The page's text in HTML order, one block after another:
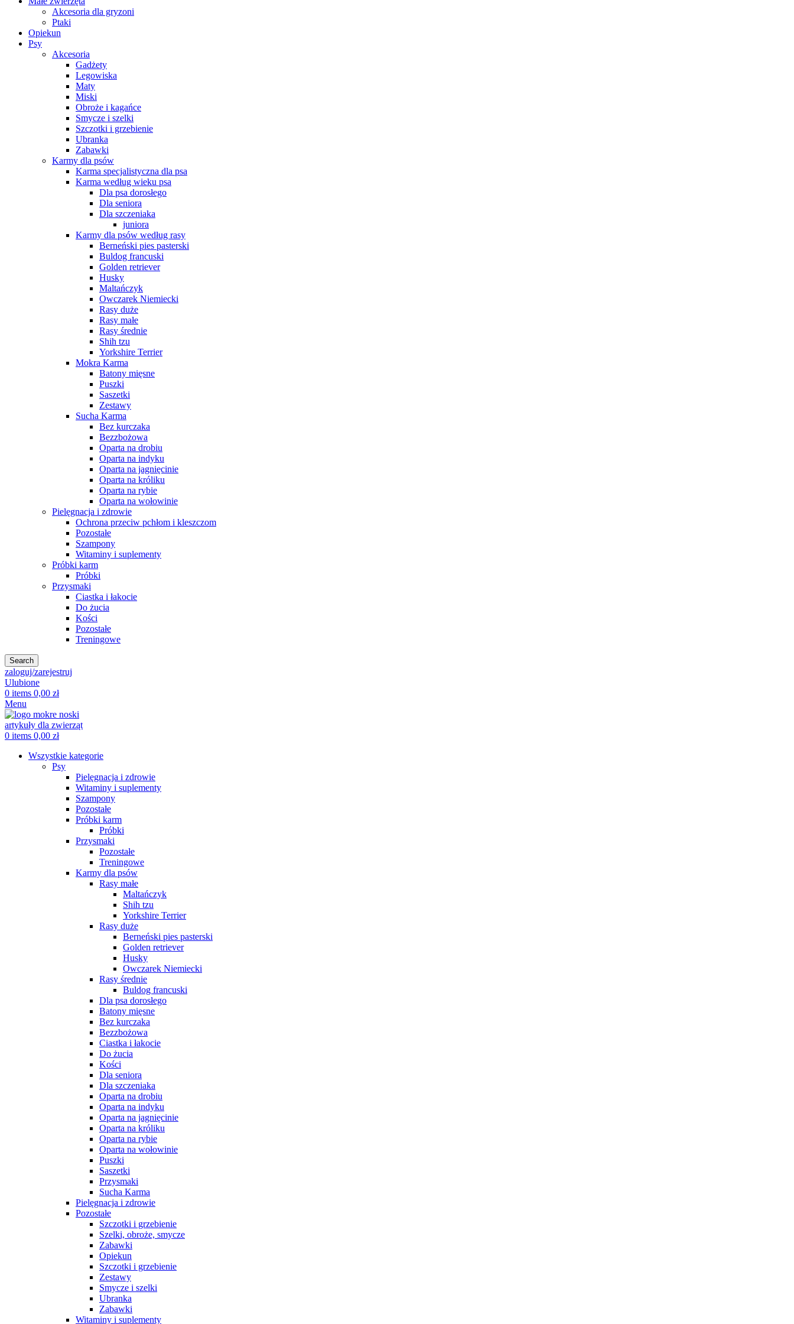
Akcesoria dla gryzoni
Ptaki
Opiekun
Psy
Akcesoria
Gadżety
Legowiska
Maty
Miski
Obroże i kagańce
Smycze i szelki
Szczotki i grzebienie
Ubranka
Zabawki
Karmy dla psów
Karma specjalistyczna dla psa
Karma według wieku psa
Dla psa dorosłego
Dla seniora
Dla szczeniaka
juniora
Karmy dla psów według rasy
Berneński pies pasterski
Buldog francuski
Golden retriever
Husky
Maltańczyk
Owczarek Niemiecki
Rasy duże
Rasy małe
Rasy średnie
Shih tzu
Yorkshire Terrier
Mokra Karma
Batony mięsne
Puszki
Saszetki
Zestawy
Sucha Karma
Bez kurczaka
Bezzbożowa
Oparta na drobiu
Oparta na indyku
Oparta na jagnięcinie
Oparta na króliku
Oparta na rybie
Oparta na wołowinie
Pielęgnacja i zdrowie
Ochrona przeciw pchłom i kleszczom
Pozostałe
Szampony
Witaminy i suplementy
Próbki karm
Próbki
Przysmaki
Ciastka i łakocie
Do żucia
Kości
Pozostałe
Treningowe
Search
zaloguj/zarejestruj
Ulubione
0 items 0,00 zł
Menu
0 items 0,00 zł
Wszystkie kategorie
Psy
Pielęgnacja i zdrowie
Witaminy i suplementy
Szampony
Pozostałe
Próbki karm
Próbki
Przysmaki
Pozostałe
Treningowe
Karmy dla psów
Rasy małe
Maltańczyk
Shih tzu
Yorkshire Terrier
Rasy duże
Berneński pies pasterski
Golden retriever
Husky
Owczarek Niemiecki
Rasy średnie
Buldog francuski
Dla psa dorosłego
Batony mięsne
Bez kurczaka
Bezzbożowa
Ciastka i łakocie
Do żucia
Kości
Dla seniora
Dla szczeniaka
Oparta na drobiu
Oparta na indyku
Oparta na jagnięcinie
Oparta na króliku
Oparta na rybie
Oparta na wołowinie
Puszki
Saszetki
Przysmaki
Sucha Karma
Pielęgnacja i zdrowie
Pozostałe
Szczotki i grzebienie
Szelki, obroże, smycze
Zabawki
Opiekun
Szczotki i grzebienie
Zestawy
Smycze i szelki
Ubranka
Zabawki
Witaminy i suplementy